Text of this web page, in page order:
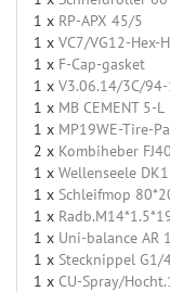
1 x RP-APX 45/5
1 x VC7/VG12-Hex-
1 x F-Cap-gasket
1 x V3.06.14/3C/
1 x MB CEMENT 5-L
1 x MP19WE-Tire-
2 x Kombiheber
1 x Wellenseele
1 x Schleifmop
1 x
1 x Uni-balance AR
1 x Stecknippel G1/
1 x CU-Spray/